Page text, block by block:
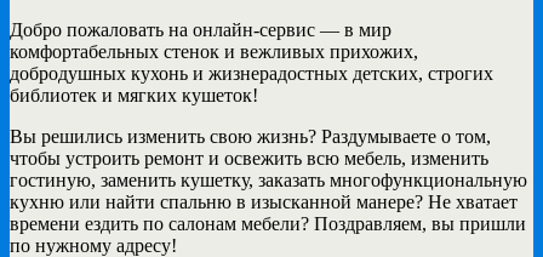
Добро пожаловать на онлайн-сервис — в мир
комфортабельных стенок и вежливых прихожих,
добродушных кухонь и жизнерадостных детских, строгих
библиотек и мягких кушеток!
Вы решились изменить свою жизнь? Раздумываете о том,
чтобы устроить ремонт и освежить всю мебель, изменить
гостиную, заменить кушетку, заказать многофункциональную
кухню или найти спальню в изысканной манере? Не хватает
времени ездить по салонам мебели? Поздравляем, вы пришли
по нужному адресу!